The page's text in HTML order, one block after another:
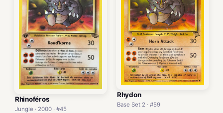
Rhinoféros
Jungle · 2000 · #45
Rhydon
Base Set 2 · #59